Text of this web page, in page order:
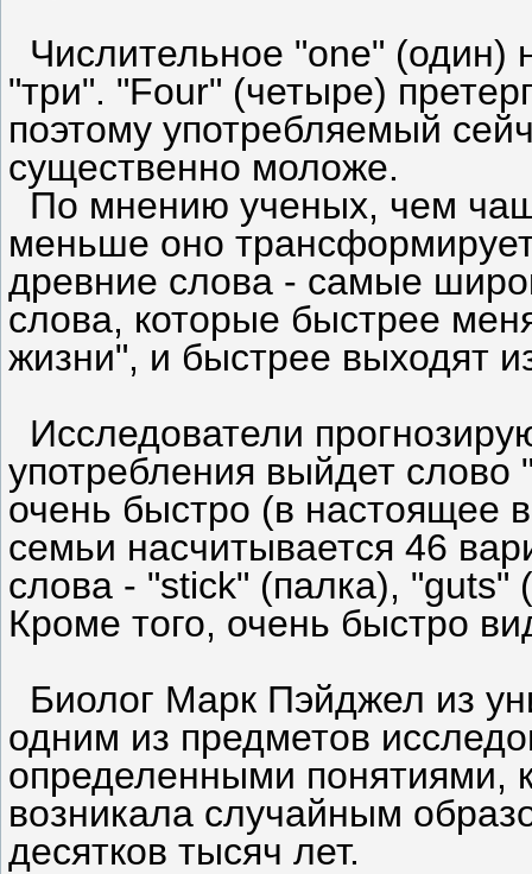
Числительное "one" (один)
"три". "Four" (четыре)
поэтому употребляемый
существенно моложе.
По мнению ученых, чем
меньше оно
древние слова - самые
слова, которые быстрее
жизни", и быстрее выходят
Исследователи
употребления выйдет слово
очень быстро (в настоящее
семьи насчитывается 46
слова - "stick" (палка), "guts"
Кроме того, очень быстро
Биолог Марк Пэйджел из
одним из предметов
определенными понятиями,
возникала случайным
десятков тысяч лет.